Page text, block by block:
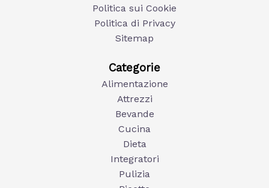
Politica sui Cookie
Politica di Privacy
Sitemap
Categorie
Alimentazione
Attrezzi
Bevande
Cucina
Dieta
Integratori
Pulizia